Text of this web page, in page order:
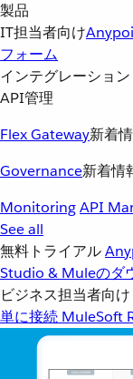
製品
IT担当者向け
フォーム
インテグレーション
API管理
Flex Gateway新着
Governance新着情
MonitoringAPI
See all
無料トライアル
Studio & Muleのダ
ビジネス担当者向け
単に接続 MuleSoft